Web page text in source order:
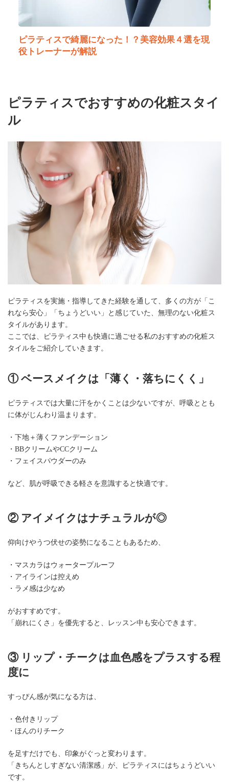
ピラティスで綺麗になった！？美容効果４選を現
役トレーナーが解説
ピラティスでおすすめの化粧スタイ
ル
ピラティスを実施・指導してきた経験を通して、多くの方が「こ
れなら安心」「ちょうどいい」と感じていた、無理のない化粧ス
タイルがあります。
ここでは、ピラティス中も快適に過ごせる私のおすすめの化粧ス
タイルをご紹介していきます。
① ベースメイクは「薄く・落ちにくく」
ピラティスでは大量に汗をかくことは少ないですが、呼吸ととも
に体がじんわり温まります。
・下地＋薄くファンデーション
・BBクリームやCCクリーム
・フェイスパウダーのみ
など、肌が呼吸できる軽さを意識すると快適です。
② アイメイクはナチュラルが◎
仰向けやうつ伏せの姿勢になることもあるため、
・マスカラはウォータープルーフ
・アイラインは控えめ
・ラメ感は少なめ
がおすすめです。
「崩れにくさ」を優先すると、レッスン中も安心できます。
③ リップ・チークは血色感をプラスする程
度に
すっぴん感が気になる方は、
・色付きリップ
・ほんのりチーク
を足すだけでも、印象がぐっと変わります。
「きちんとしすぎない清潔感」が、ピラティスにはちょうどいい
です。